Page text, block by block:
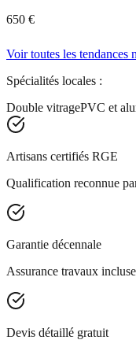
650 €
Voir toutes les tendances
Spécialités locales :
Double vitragePVC et
Artisans certifiés RGE
Qualification reconnue
Garantie décennale
Assurance travaux incluse
Devis détaillé gratuit